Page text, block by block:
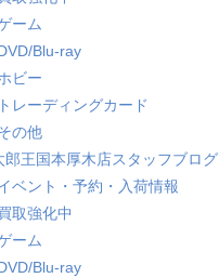
ーム
Blu-ray
ビー
トレーディングカード
の他
郎王国本厚木店スタッフブログ
ベント・予約・入荷情報
取強化中
ーム
Blu-ray